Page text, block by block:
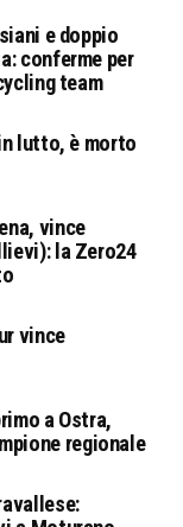
e doppio
conferme per
team
lutto, è morto
vince
la Zero24
vince
a Ostra,
regionale